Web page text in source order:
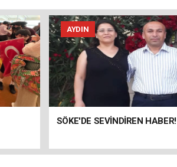
AYDIN
SÖKE'DE SEVİNDİREN HABER!